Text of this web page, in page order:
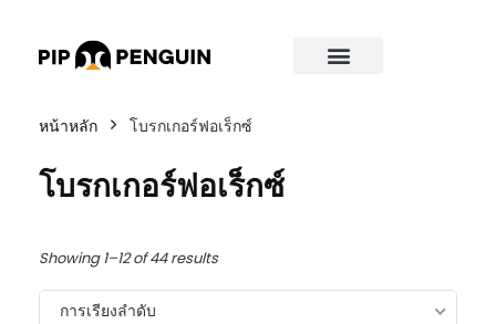
หน้าหลัก โบรกเกอร์ฟอเร็กซ์
โบรกเกอร์ฟอเร็กซ์
Showing 1–12 of 44 results
การเรียงลำดับ